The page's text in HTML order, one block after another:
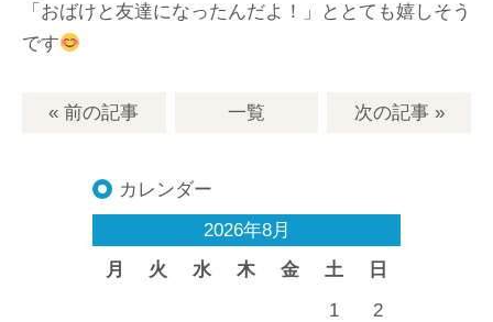
「おばけと友達になったんだよ！」ととても嬉しそう
です
« 前の記事 一覧 次の記事»
カレンダー
2026年8月
月
火 水 木 金 土 日
1
2